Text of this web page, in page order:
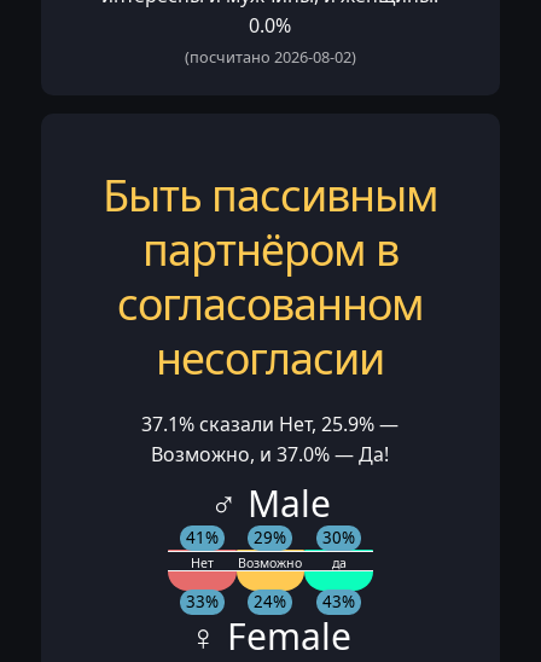
0.0%
(посчитано 2026-08-02)
Быть пассивным
партнёром в
согласованном
несогласии
37.1% сказали Нет, 25.9% —
Возможно, и 37.0% — Да!
♂ Male
Нет
41%
Возможно
29%
да
30%
33% 24% 43%
♀ Female